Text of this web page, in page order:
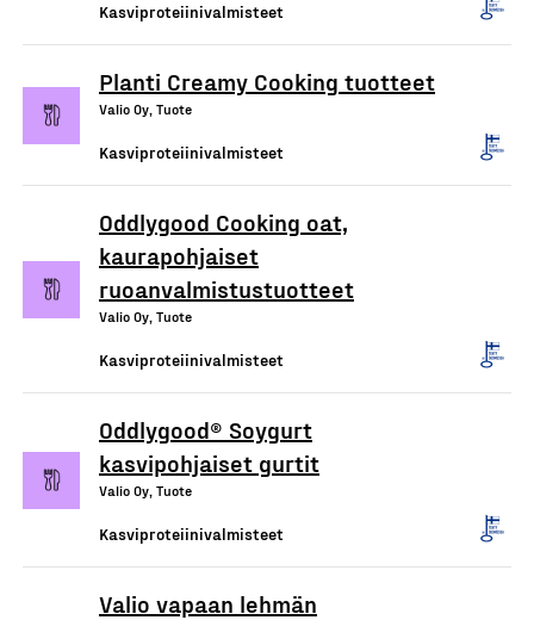
Kasviproteiinivalmisteet
Planti Creamy Cooking tuotteet
Valio Oy, Tuote
Kasviproteiinivalmisteet
Oddlygood Cooking oat,
kaurapohjaiset
ruoanvalmistustuotteet
Valio Oy, Tuote
Kasviproteiinivalmisteet
Oddlygood® Soygurt
kasvipohjaiset gurtit
Valio Oy, Tuote
Kasviproteiinivalmisteet
Valio vapaan lehmän